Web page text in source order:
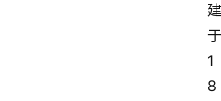
建
于
1
8